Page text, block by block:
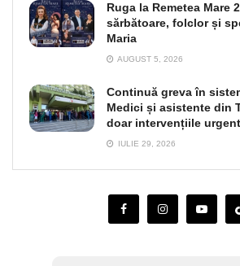
Ruga la Remetea Mare
sărbătoare, folclor și
Maria
AUGUST 5, 2026
Continuă greva în
Medici și asistente din
doar intervențiile
IULIE 29, 2026